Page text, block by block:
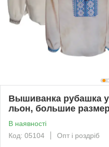
Вышиванка рубашка
льон, большие
В наявності
Код: 05104
Опт і роздріб